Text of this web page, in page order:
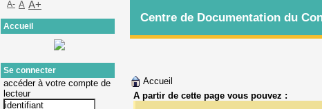
Accueil
A partir de cette page vous pouvez :
Centre de Documentation du
A- A A+
Accueil
Se connecter
accéder à votre compte de
lecteur